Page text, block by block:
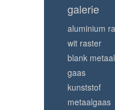
galerie
aluminium
wit raster
blank
gaas
kunststof
metaalgaas